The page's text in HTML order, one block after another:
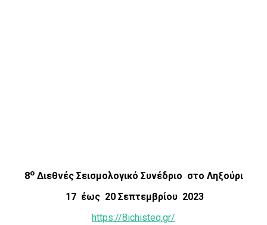
8οΔιεθνές Σεισμολογικό Συνέδριο στο Ληξούρι
17 έως 20 Σεπτεμβρίου 2023
https://8ichisteq.gr/